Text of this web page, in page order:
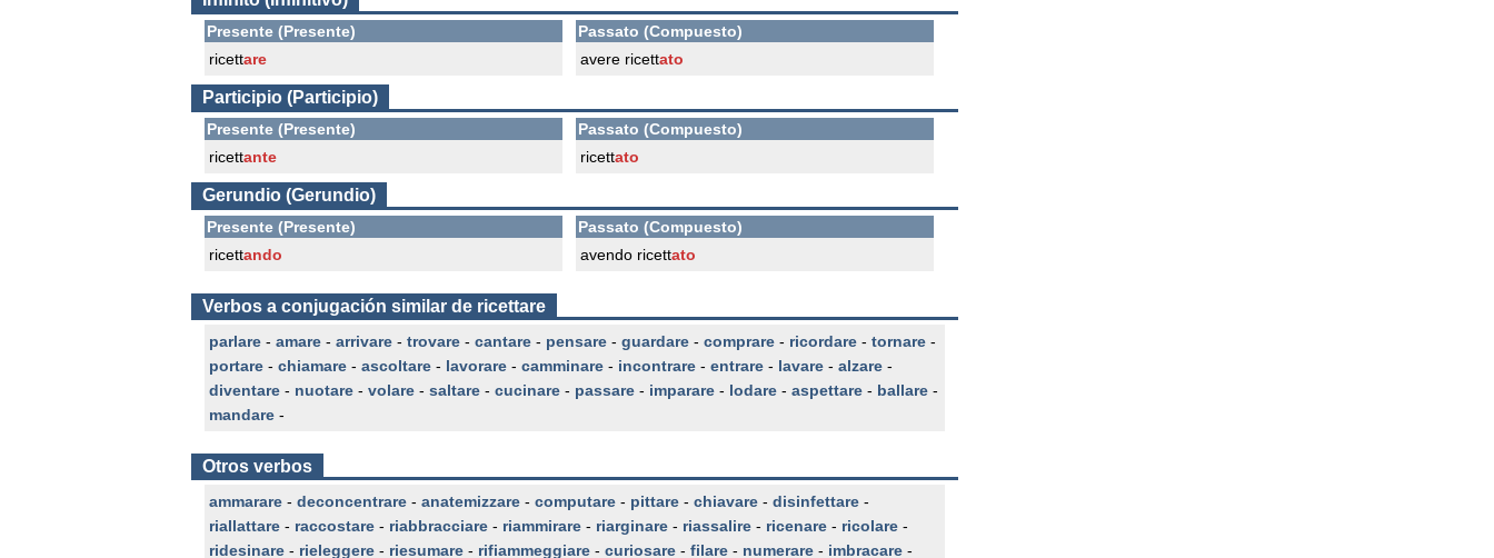
Presente (Presente)
ricettare
Passato (Compuesto)
avere ricettato
Participio (Participio)
Presente (Presente)
ricettante
Passato (Compuesto)
ricettato
Gerundio (Gerundio)
Presente (Presente)
ricettando
Passato (Compuesto)
avendo ricettato
Verbos a conjugación similar de ricettare
parlare - amare - arrivare - trovare - cantare - pensare - guardare - comprare - ricordare - tornare -
portare - chiamare - ascoltare - lavorare - camminare - incontrare - entrare - lavare - alzare -
diventare - nuotare - volare - saltare - cucinare - passare - imparare - lodare - aspettare - ballare -
mandare -
Otros verbos
ammarare - deconcentrare - anatemizzare - computare - pittare - chiavare - disinfettare -
riallattare - raccostare - riabbracciare - riammirare - riarginare - riassalire - ricenare - ricolare -
ridesinare - rieleggere - riesumare - rifiammeggiare - curiosare - filare - numerare - imbracare -